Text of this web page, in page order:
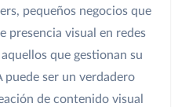
pequeños negocios que
presencia visual en redes
que gestionan su
puede ser un verdadero
de contenido visual